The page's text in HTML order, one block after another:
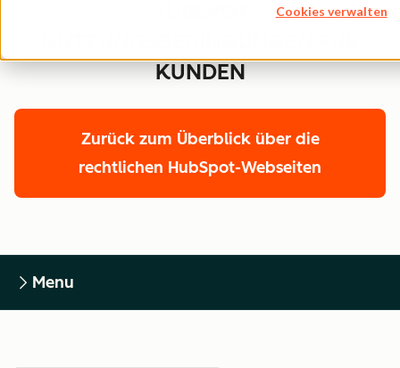
Cookies verwalten
KUNDEN
Zurück zum Überblick über die
rechtlichen HubSpot-Webseiten
Menu